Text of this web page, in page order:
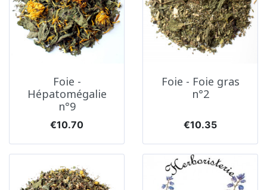
Foie -
Hépatomégalie
n°9
Price
€10.70
Foie - Foie gras
n°2
Price
€10.35